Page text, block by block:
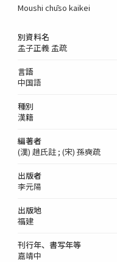
Moushi chūso kaikei
別資料名
孟子正義 孟疏
言語
中国語
種別
漢籍
編著者
(漢) 趙氏註 ; (宋) 孫奭疏
出版者
李元陽
出版地
福建
刊行年、書写年等
嘉靖中